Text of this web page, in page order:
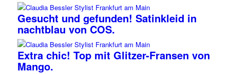
Gesucht und gefunden! Satinkleid in
nachtblau von COS.
Extra chic! Top mit Glitzer-Fransen von
Mango.